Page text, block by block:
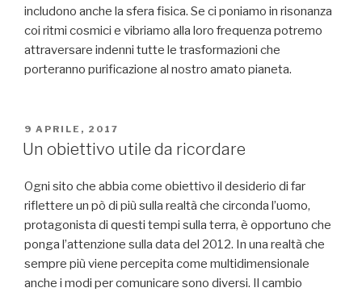
includono anche la sfera fisica. Se ci poniamo in risonanza
coi ritmi cosmici e vibriamo alla loro frequenza potremo
attraversare indenni tutte le trasformazioni che
porteranno purificazione al nostro amato pianeta.
PUBBLICATO
IL
9 APRILE, 2017
Un obiettivo utile da ricordare
Ogni sito che abbia come obiettivo il desiderio di far
riflettere un pò di più sulla realtà che circonda l’uomo,
protagonista di questi tempi sulla terra, è opportuno che
ponga l’attenzione sulla data del 2012. In una realtà che
sempre più viene percepita come multidimensionale
anche i modi per comunicare sono diversi. Il cambio